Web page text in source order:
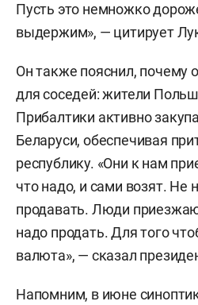
Пусть это немножко
выдержим», — цитирует
Он также пояснил, почему
для соседей: жители
Прибалтики активно
Беларуси, обеспечивая
республику. «Они к нам
что надо, и сами возят. Не
продавать. Люди
надо продать. Для того
валюта», — сказал
Напомним, в июне